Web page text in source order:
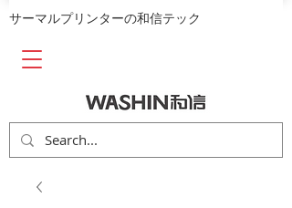
​サーマルプリンターの和信テック